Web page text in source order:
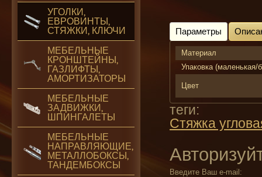
Параметры
Материал
Упаковка (маленькая/
Цвет
теги:
Стяжка
Введите Ваш e-mail:
УГОЛКИ,
ЕВРОВИНТЫ,
СТЯЖКИ, КЛЮЧИ
МЕБЕЛЬНЫЕ
КРОНШТЕЙНЫ,
ГАЗЛИФТЫ,
АМОРТИЗАТОРЫ
МЕБЕЛЬНЫЕ
ЗАДВИЖКИ,
ШПИНГАЛЕТЫ
МЕБЕЛЬНЫЕ
НАПРАВЛЯЮЩИЕ,
МЕТАЛЛОБОКСЫ,
ТАНДЕМБОКСЫ